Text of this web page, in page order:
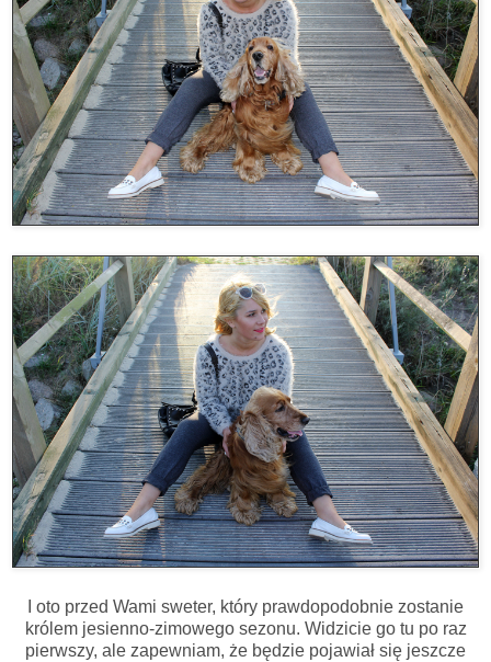
I oto przed Wami sweter, który prawdopodobnie zostanie
królem jesienno-zimowego sezonu. Widzicie go tu po raz
pierwszy, ale zapewniam, że będzie pojawiał się jeszcze